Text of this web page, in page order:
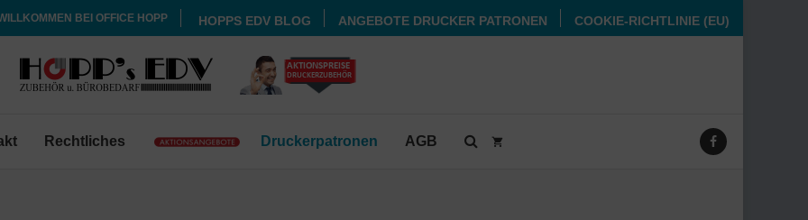
BEI OFFICE HOPP HOPPS EDV BLOG ANGEBOTE DRUCKER PATRONEN COOKIE-RICHTLINIE (EU)
Rechtliches Druckerpatronen AGB